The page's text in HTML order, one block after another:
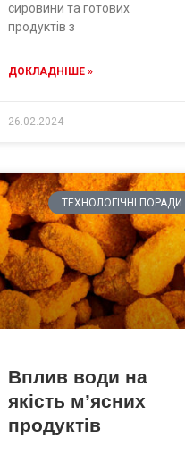
сировини та готових
продуктів з
ДОКЛАДНІШЕ »
26.02.2024
ТЕХНОЛОГІЧНІ ПОРАДИ
Вплив води на
якість м’ясних
продуктів